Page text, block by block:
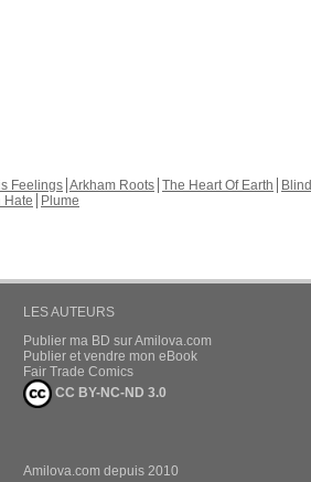
Feelings Arkham Roots The Heart Of Earth
Blind
Hate
Plume
LES AUTEURS
Publier ma BD sur Amilova.com
Publier et vendre mon eBook
Fair Trade Comics
CC BY-NC-ND 3.0
Amilova.com depuis 2010